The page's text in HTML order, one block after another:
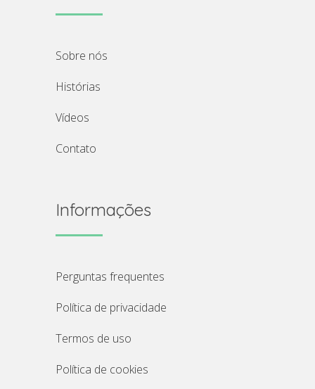
sobre nós
histórias
vídeos
contato
Informações
perguntas frequentes
política de privacidade
termos de uso
política de cookies